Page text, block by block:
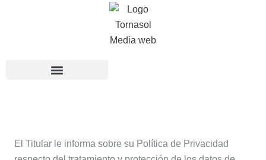
El Titular le informa sobre su Política de Privacidad